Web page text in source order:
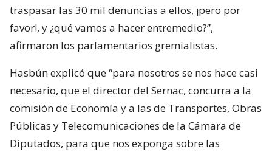
traspasar las 30 mil denuncias a ellos, ¡pero por
favor!, y ¿qué vamos a hacer entremedio?”,
afirmaron los parlamentarios gremialistas.
Hasbún explicó que “para nosotros se nos hace casi
necesario, que el director del Sernac, concurra a la
comisión de Economía y a las de Transportes, Obras
Públicas y Telecomunicaciones de la Cámara de
Diputados, para que nos exponga sobre las